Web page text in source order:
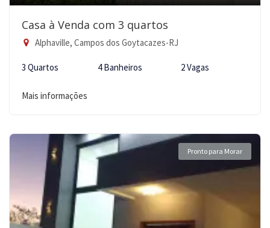
Casa à Venda com 3 quartos
Alphaville, Campos dos Goytacazes-RJ
3 Quartos 4 Banheiros 2 Vagas
Mais informações
Pronto para Morar